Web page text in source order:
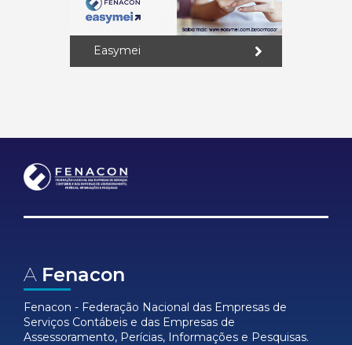
Easymei
A Fenacon
Fenacon - Federação Nacional das Empresas de
Serviços Contábeis e das Empresas de
Assessoramento, Perícias, Informações e Pesquisas.